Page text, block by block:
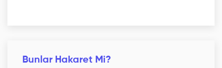
Bunlar Hakaret Mi?